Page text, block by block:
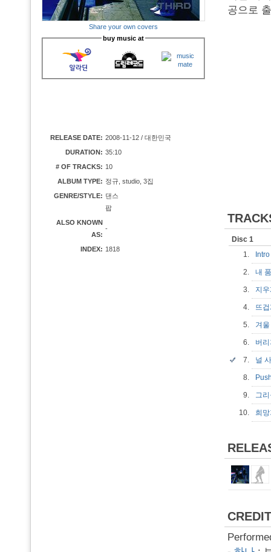
Share your own covers
buy music at
RELEASE DATE: 2008-11-12 / 대한민국
DURATION: 35:10
# OF TRACKS: 10
ALBUM TYPE: 정규, studio, 3집
GENRE/STYLE: 댄스
팝
ALSO KNOWN
AS:
-
INDEX: 1818
공으로
Disc 1
1.
2. 내
3. 지
4. 뜨
5. 겨
6. 버
7. 널
8.
9. 그
10. 희